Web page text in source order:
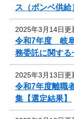
ス（ボンベ供
2025年3月14日更
令和7年度 岐
務委託に関す
2025年3月13日更
令和7年度離職
集【選定結果】